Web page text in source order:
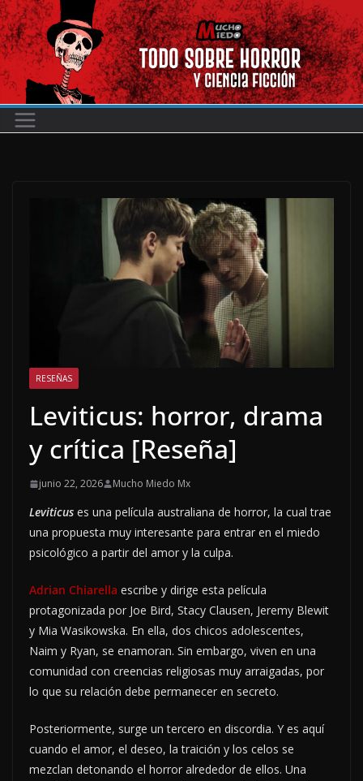
Saltar
al
contenido
RESEÑAS
Leviticus: horror, drama
y crítica [Reseña]
junio 22, 2026 Mucho Miedo Mx
Leviticus es una película australiana de horror, la cual trae
una propuesta muy interesante para entrar en el miedo
psicológico a partir del amor y la culpa.
Adrian Chiarella escribe y dirige esta película
protagonizada por Joe Bird, Stacy Clausen, Jeremy Blewit
y Mia Wasikowska. En ella, dos chicos adolescentes,
Naim y Ryan, se enamoran. Sin embargo, viven en una
comunidad con creencias religiosas muy arraigadas, por
lo que su relación debe permanecer en secreto.
Posteriormente, surge un tercero en discordia. Y es aquí
cuando el amor, el deseo, la traición y los celos se
mezclan detonando el horror alrededor de ellos. Una